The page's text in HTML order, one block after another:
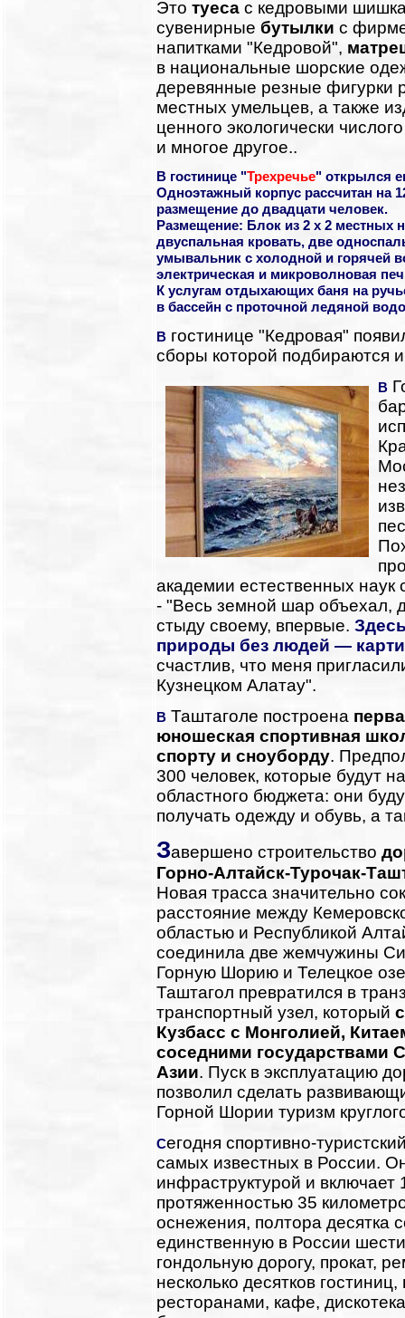
Это туеса с кедровыми
сувенирные бутылки с
напитками "Кедровой",
в национальные шорские
деревянные резные фигурки
местных умельцев, а также
ценного экологически
и многое другое..
В гостинице "Трехречье" открылся
Одноэтажный корпус рассчитан на
размещение до двадцати человек.
Размещение: Блок из 2 х 2 местных
двуспальная кровать, две
умывальник с холодной и горячей
электрическая и микроволновая
К услугам отдыхающих баня на
в бассейн с проточной ледяной
В гостинице "Кедровая"
сборы которой подбираются
В
академии естественных наук
- "Весь земной шар объехал,
стыду своему, впервые.
природы без людей —
счастлив, что меня
Кузнецком Алатау".
В Таштаголе построена
юношеская спортивная
спорту и сноуборду.
300 человек, которые будут
областного бюджета: они
получать одежду и обувь, а
Завершено строительство
Горно-Алтайск-Турочак-
Новая трасса значительно
расстояние между
областью и Республикой
соединила две жемчужины
Горную Шорию и Телецкое
Таштагол превратился в
транспортный узел, который
Кузбасс с Монголией,
соседними государствами
Азии. Пуск в эксплуатацию
позволил сделать
Горной Шории туризм
Сегодня спортивно-
самых известных в России.
инфраструктурой и
протяженностью 35
оснежения, полтора десятка
единственную в России
гондольную дорогу, прокат,
несколько десятков
ресторанами, кафе,